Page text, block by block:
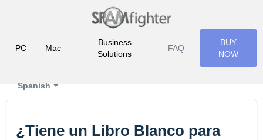
PC Mac
Business
Solutions
FAQ
BUY
NOW
Spanish
¿Tiene un Libro Blanco para